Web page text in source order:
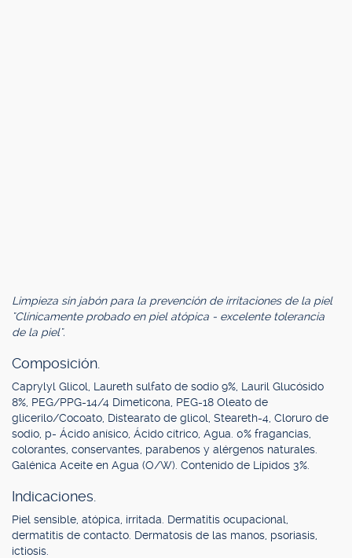
Limpieza sin jabón para la prevención de irritaciones de la piel
"Clínicamente probado en piel atópica - excelente tolerancia
de la piel".
Composición.
Caprylyl Glicol, Laureth sulfato de sodio 9%, Lauril Glucósido
8%, PEG/PPG-14/4 Dimeticona, PEG-18 Oleato de
glicerilo/Cocoato, Distearato de glicol, Steareth-4, Cloruro de
sodio, p- Ácido anísico, Ácido cítrico, Agua. 0% fragancias,
colorantes, conservantes, parabenos y alérgenos naturales.
Galénica Aceite en Agua (O/W). Contenido de Lípidos 3%.
Indicaciones.
Piel sensible, atópica, irritada. Dermatitis ocupacional,
dermatitis de contacto. Dermatosis de las manos, psoriasis,
ictiosis.